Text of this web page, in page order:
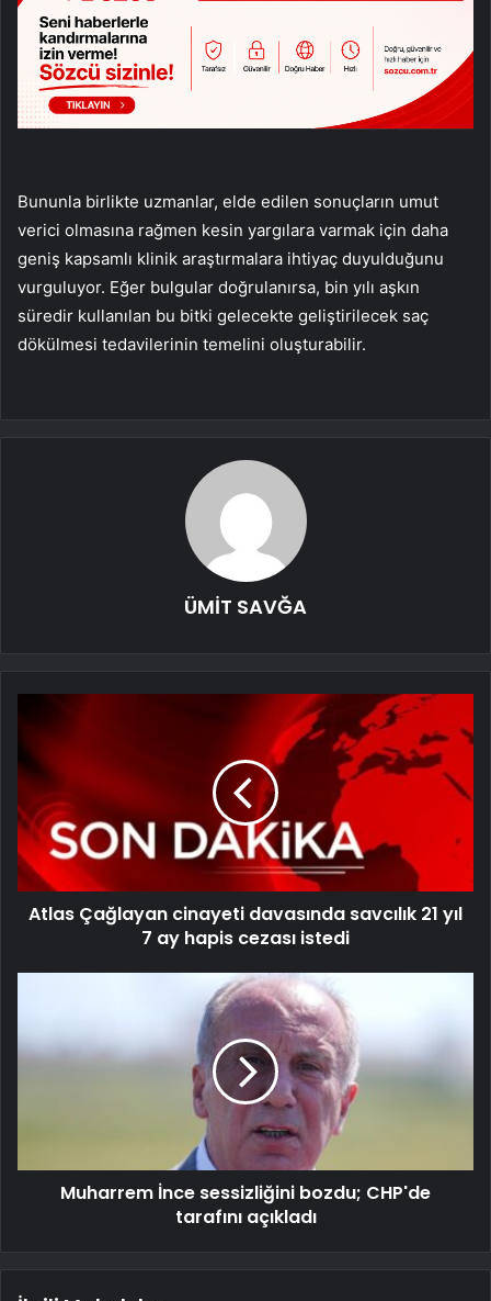
Bununla birlikte uzmanlar, elde edilen sonuçların umut
verici olmasına rağmen kesin yargılara varmak için daha
geniş kapsamlı klinik araştırmalara ihtiyaç duyulduğunu
vurguluyor. Eğer bulgular doğrulanırsa, bin yılı aşkın
süredir kullanılan bu bitki gelecekte geliştirilecek saç
dökülmesi tedavilerinin temelini oluşturabilir.
ÜMİT SAVĞA
Atlas Çağlayan cinayeti davasında savcılık 21 yıl
7 ay hapis cezası istedi
Muharrem İnce sessizliğini bozdu; CHP'de
tarafını açıkladı